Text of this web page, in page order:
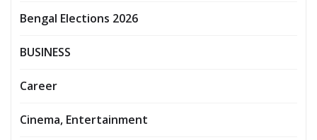
Bengal Elections 2026
BUSINESS
Career
Cinema, Entertainment